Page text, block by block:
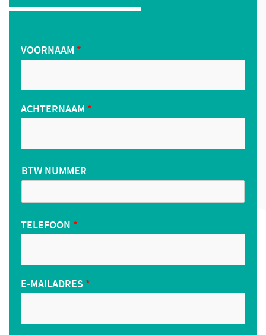
VOORNAAM *
ACHTERNAAM *
BTW NUMMER
TELEFOON *
E-MAILADRES *